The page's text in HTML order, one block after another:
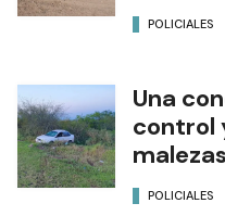
POLICIALES
Una
control
malezas
POLICIALES